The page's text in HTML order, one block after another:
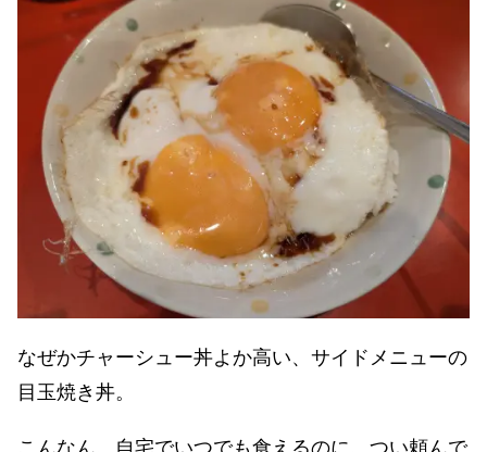
なぜかチャーシュー丼よか高い、サイドメニューの
目玉焼き丼。